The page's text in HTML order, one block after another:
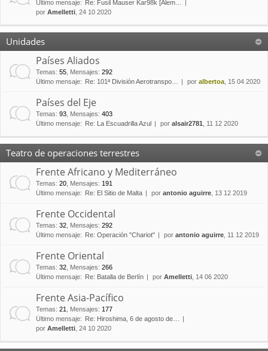
Último mensaje:
Re: Fusil Mauser Kar98k [Alem…
por Amelletti , 24 10 2020
Unidades
Países Aliados
Temas: 55 Mensajes: 292
Último mensaje:
Re: 101ª División Aerotranspo… por albertoa , 15 04 2020
Países del Eje
Temas: 93 Mensajes: 403
Último mensaje:
Re: La Escuadrilla Azul por alsair2781 , 11 12 2020
Teatro de operaciones terrestres
Frente Africano y Mediterráneo
Temas: 20 Mensajes: 191
Último mensaje:
Re: El Sitio de Malta por antonio aguirre , 13 12 2019
Frente Occidental
Temas: 32 Mensajes: 292
Último mensaje:
Re: Operación "Chariot" por antonio aguirre , 11 12 2019
Frente Oriental
Temas: 32 Mensajes: 266
Último mensaje:
Re: Batalla de Berlín por Amelletti , 14 06 2020
Frente Asia-Pacífico
Temas: 21 Mensajes: 177
Último mensaje:
Re: Hiroshima, 6 de agosto de…
por Amelletti , 24 10 2020